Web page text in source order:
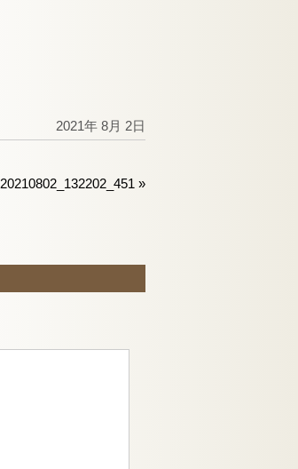
2021年 8月 2日
20210802_132202_451 »